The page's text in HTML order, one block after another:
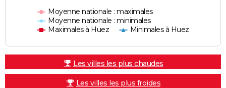
Moyenne nationale : maximales
Moyenne nationale : minimales
Maximales à Huez
Minimales à Huez
Les villes les plus chaudes
Les villes les plus froides